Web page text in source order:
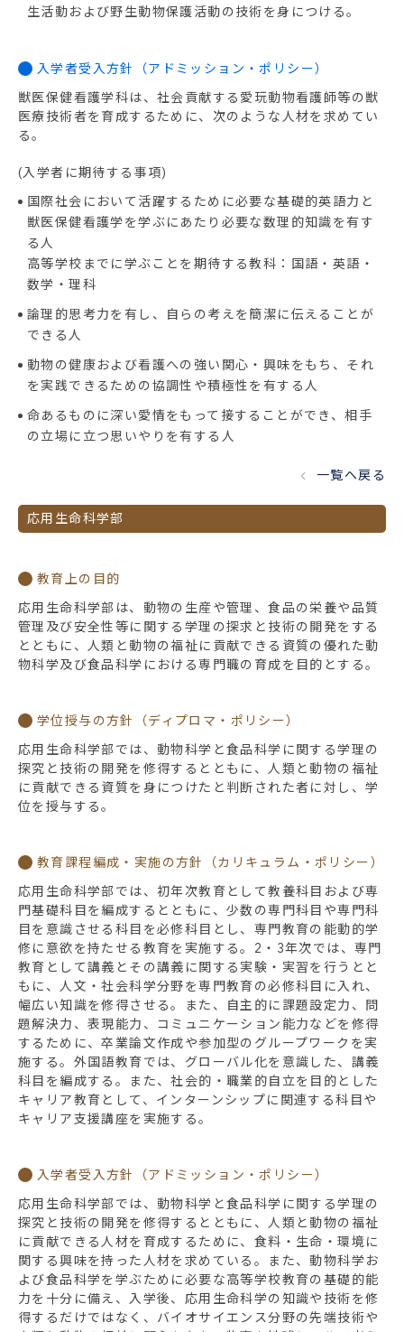
生活動および野生動物保護活動の技術を身につける。
入学者受入方針（アドミッション・ポリシー）
獣医保健看護学科は、社会貢献する愛玩動物看護師等の獣
医療技術者を育成するために、次のような人材を求めてい
る。
(入学者に期待する事項)
国際社会において活躍するために必要な基礎的英語力と
獣医保健看護学を学ぶにあたり必要な数理的知識を有す
る人
高等学校までに学ぶことを期待する教科：国語・英語・
数学・理科
論理的思考力を有し、自らの考えを簡潔に伝えることが
できる人
動物の健康および看護への強い関心・興味をもち、それ
を実践できるための協調性や積極性を有する人
命あるものに深い愛情をもって接することができ、相手
の立場に立つ思いやりを有する人
一覧へ戻る
応用生命科学部
教育上の目的
応用生命科学部は、動物の生産や管理、食品の栄養や品質
管理及び安全性等に関する学理の探求と技術の開発をする
とともに、人類と動物の福祉に貢献できる資質の優れた動
物科学及び食品科学における専門職の育成を目的とする。
学位授与の方針（ディプロマ・ポリシー）
応用生命科学部では、動物科学と食品科学に関する学理の
探究と技術の開発を修得するとともに、人類と動物の福祉
に貢献できる資質を身につけたと判断された者に対し、学
位を授与する。
教育課程編成・実施の方針（カリキュラム・ポリシー）
応用生命科学部では、初年次教育として教養科目および専
門基礎科目を編成するとともに、少数の専門科目や専門科
目を意識させる科目を必修科目とし、専門教育の能動的学
修に意欲を持たせる教育を実施する。2・3年次では、専門
教育として講義とその講義に関する実験・実習を行うとと
もに、人文・社会科学分野を専門教育の必修科目に入れ、
幅広い知識を修得させる。また、自主的に課題設定力、問
題解決力、表現能力、コミュニケーション能力などを修得
するために、卒業論文作成や参加型のグループワークを実
施する。外国語教育では、グローバル化を意識した、講義
科目を編成する。また、社会的・職業的自立を目的とした
キャリア教育として、インターンシップに関連する科目や
キャリア支援講座を実施する。
入学者受入方針（アドミッション・ポリシー）
応用生命科学部では、動物科学と食品科学に関する学理の
探究と技術の開発を修得するとともに、人類と動物の福祉
に貢献できる人材を育成するために、食料・生命・環境に
関する興味を持った人材を求めている。また、動物科学お
よび食品科学を学ぶために必要な高等学校教育の基礎的能
力を十分に備え、入学後、応用生命科学の知識や技術を修
得するだけではなく、バイオサイエンス分野の先端技術や